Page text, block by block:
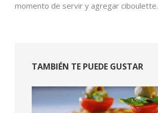
momento de servir y agregar ciboulette.
TAMBIÉN TE PUEDE GUSTAR